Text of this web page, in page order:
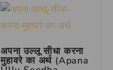
अपना उल्लू सीधा करना
मुहावरे का अर्थ (Apana